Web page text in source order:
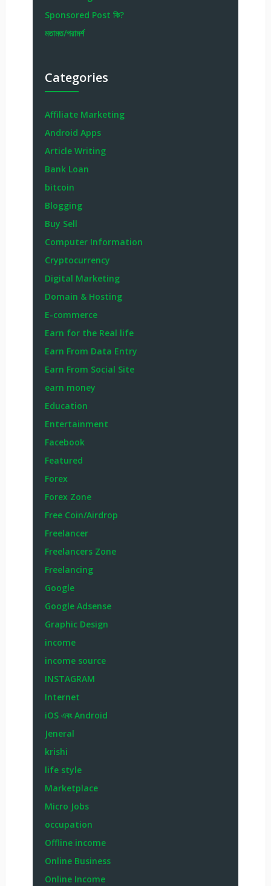
Sponsored Post কি?
মতামত/পরামর্শ
Categories
Affiliate Marketing
Android Apps
Article Writing
Bank Loan
bitcoin
Blogging
Buy Sell
Computer Information
Cryptocurrency
Digital Marketing
Domain & Hosting
E-commerce
Earn for the Real life
Earn From Data Entry
Earn From Social Site
earn money
Education
Entertainment
Facebook
Featured
Forex
Forex Zone
Free Coin/Airdrop
Freelancer
Freelancers Zone
Freelancing
Google
Google Adsense
Graphic Design
income
income source
INSTAGRAM
Internet
iOS এবং Android
Jeneral
krishi
life style
Marketplace
Micro Jobs
occupation
Offline income
Online Business
Online Income